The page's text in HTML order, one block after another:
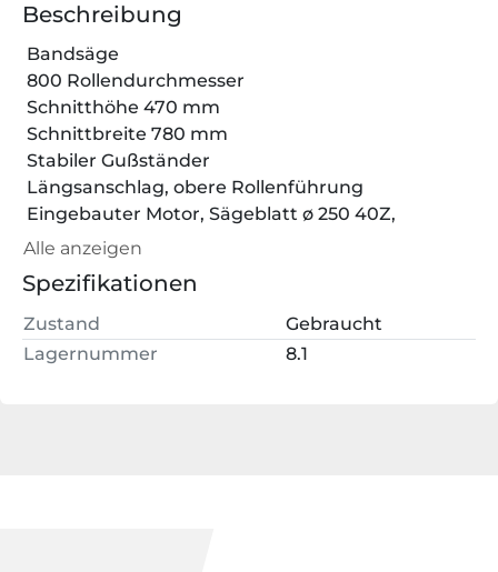
Beschreibung
Bandsäge
800 Rollendurchmesser
Schnitthöhe 470 mm
Schnittbreite 780 mm
Stabiler Gußständer
Längsanschlag, obere Rollenführung
Eingebauter Motor, Sägeblatt ø 250 40Z,
Gewicht 800 kg
Alle anzeigen
Spezifikationen
Zustand
Gebraucht
Lagernummer
8.1